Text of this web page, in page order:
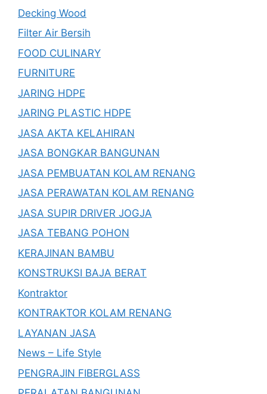
Decking Wood
Filter Air Bersih
FOOD CULINARY
FURNITURE
JARING HDPE
JARING PLASTIC HDPE
JASA AKTA KELAHIRAN
JASA BONGKAR BANGUNAN
JASA PEMBUATAN KOLAM RENANG
JASA PERAWATAN KOLAM RENANG
JASA SUPIR DRIVER JOGJA
JASA TEBANG POHON
KERAJINAN BAMBU
KONSTRUKSI BAJA BERAT
Kontraktor
KONTRAKTOR KOLAM RENANG
LAYANAN JASA
News – Life Style
PENGRAJIN FIBERGLASS